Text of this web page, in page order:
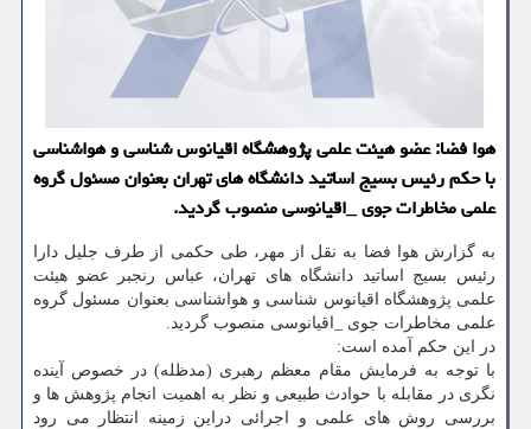
هوا فضا: عضو هیئت علمی پژوهشگاه اقیانوس شناسی و هواشناسی
با حكم رئیس بسیج اساتید دانشگاه های تهران بعنوان مسئول گروه
علمی مخاطرات جوی _اقیانوسی منصوب گردید.
به گزارش هوا فضا به نقل از مهر، طی حکمی از طرف جلیل دارا
رئیس بسیج اساتید دانشگاه های تهران، عباس رنجبر عضو هیئت
علمی پژوهشگاه اقیانوس شناسی و هواشناسی بعنوان مسئول گروه
علمی مخاطرات جوی _اقیانوسی منصوب گردید.
در این حکم آمده است:
با توجه به فرمایش مقام معظم رهبری (مدظله) در خصوص آینده
نگری در مقابله با حوادث طبیعی و نظر به اهمیت انجام پژوهش ها و
بررسی روش های علمی و اجرائی دراین زمینه انتظار می رود